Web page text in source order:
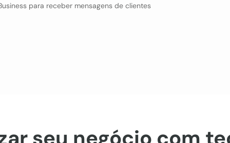
para receber mensagens de clientes